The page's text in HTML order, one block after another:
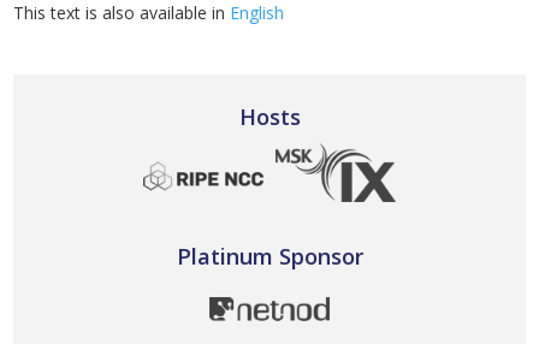
This text is also available in English
Hosts
Platinum Sponsor